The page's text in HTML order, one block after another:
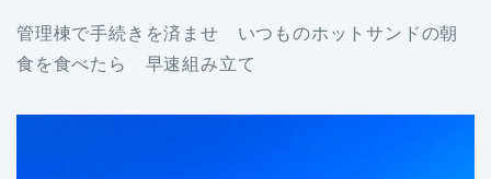
管理棟で手続きを済ませ いつものホットサンドの朝
食を食べたら 早速組み立て